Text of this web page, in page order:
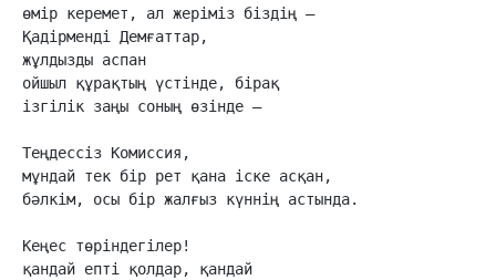
өмір керемет, ал жеріміз біздің –
Қадірменді Демғаттар,
жұлдызды аспан
ойшыл құрақтың үстінде, бірақ
ізгілік заңы соның өзінде –
Теңдессіз Комиссия,
мұндай тек бір рет қана іске асқан,
бәлкім, осы бір жалғыз күннің астында.
Кеңес төріндегілер!
қандай епті қолдар, қандай